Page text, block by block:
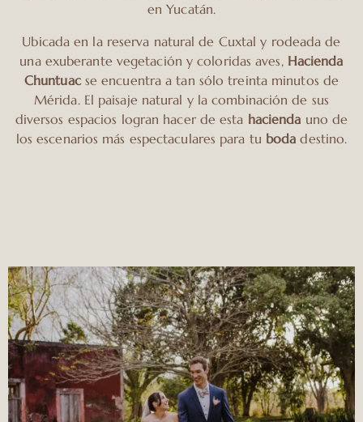
en Yucatán.
Ubicada en la reserva natural de Cuxtal y rodeada de
una exuberante vegetación y coloridas aves, Hacienda
Chuntuacse encuentra a tan sólo treinta minutos de
Mérida. El paisaje natural y la combinación de sus
diversos espacios logran hacer de esta hacienda uno de
los escenarios más espectaculares para tu boda destino.